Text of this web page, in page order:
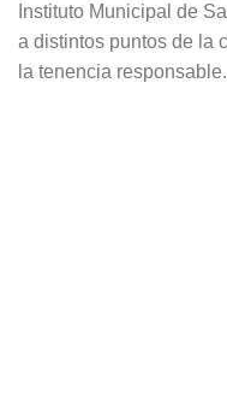
Instituto Municipal de
a distintos puntos de la
la tenencia